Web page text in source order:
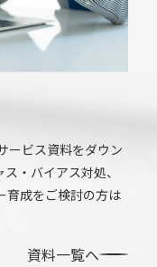
ービス資料をダウン
・バイアス対処、
育成をご検討の方は
資料一覧へ